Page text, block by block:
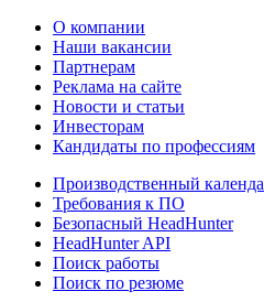
О компании
Наши вакансии
Партнерам
Реклама на сайте
Новости и статьи
Инвесторам
Кандидаты по профессиям
Производственный
Требования к ПО
Безопасный HeadHunter
HeadHunter API
Поиск работы
Поиск по резюме